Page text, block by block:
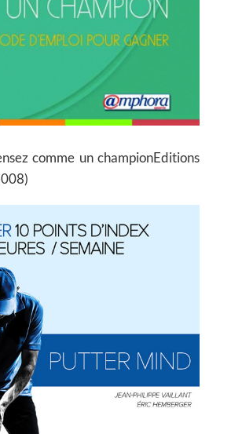
comme un championEditions